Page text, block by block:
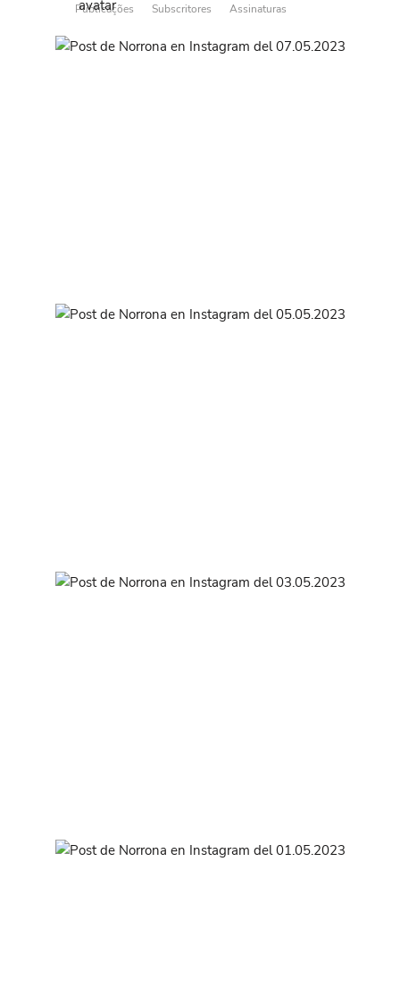
Publicações Subscritores Assinaturas